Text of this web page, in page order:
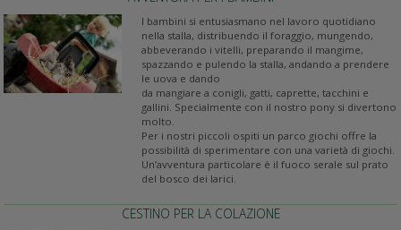
I bambini si entusiasmano nel lavoro quotidiano
nella stalla, distribuendo il foraggio, mungendo,
abbeverando i vitelli, preparando il mangime,
spazzando e pulendo la stalla, andando a prendere
le uova e dando
da mangiare a conigli, gatti, caprette, tacchini e
gallini. Specialmente con il nostro pony si divertono
molto.
Per i nostri piccoli ospiti un parco giochi offre la
possibilità di sperimentare con una varietà di giochi.
Un’avventura particolare è il fuoco serale sul prato
del bosco dei larici.
CESTINO PER LA COLAZIONE